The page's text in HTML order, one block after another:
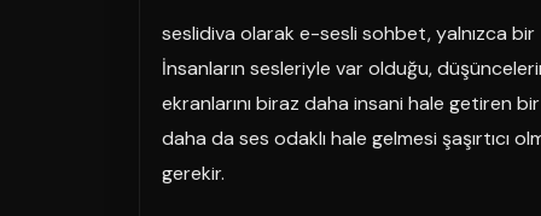
seslidiva olarak e-sesli sohbet, yalnızca
İnsanların sesleriyle var olduğu,
ekranlarını biraz daha insani hale getiren
daha da ses odaklı hale gelmesi şaşırtıcı
gerekir.